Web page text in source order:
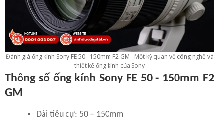
Đánh giá ống kính Sony FE 50 - 150mm F2 GM - Một kỳ quan về công nghệ và
thiết kế ống kính của Sony
Thông số ống kính Sony FE 50 - 150mm F2
GM
Dải tiêu cự: 50 – 150mm